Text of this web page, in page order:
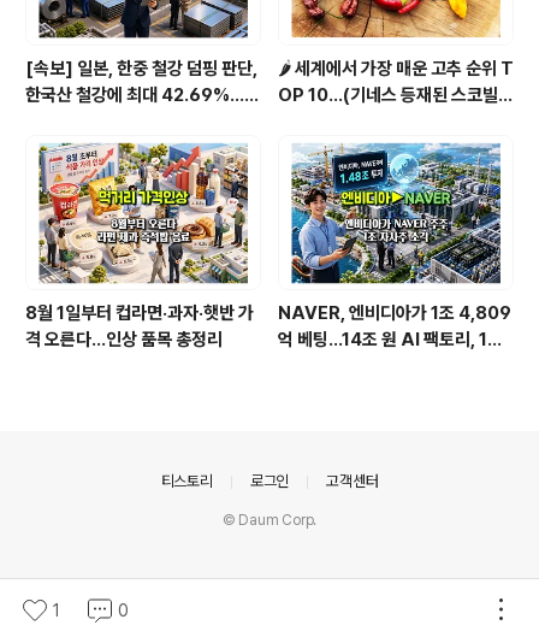
[속보] 일본, 한중 철강 덤핑 판단,
한국산 철강에 최대 42.69%…직
🌶️ 세계에서 가장 매운 고추 순위 T
OP 10...(기네스 등재된 스코빌
8월 1일부터 컵라면·과자·햇반 가
격 오른다…인상 품목 총정리
NAVER, 엔비디아가 1조 4,809
억 베팅…14조 원 AI 팩토리, 1조
1 0
티스토리 로그인 고객센터
© Daum Corp.